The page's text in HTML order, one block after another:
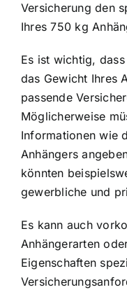
Versicherung den
Ihres 750 kg
Es ist wichtig,
das Gewicht Ihres
passende
Möglicherweise
Informationen wie
Anhängers
könnten
gewerbliche und
Es kann auch
Anhängerarten
Eigenschaften